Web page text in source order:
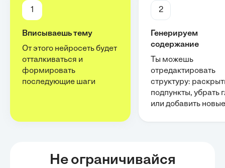
1
Вписываешь тему
От этого нейросеть будет
отталкиваться и
формировать
последующие шаги
2
Генерируем
содержание
Ты можешь
отредактировать
структуру:
подпункты, убрать
или добавить новые
Не ограничивайся